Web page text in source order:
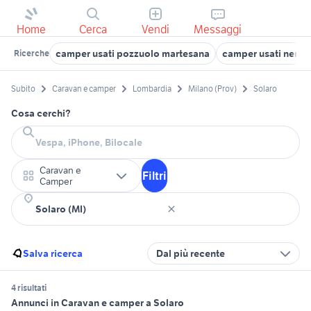
Home Cerca Vendi Messaggi
Ricerche camper usati pozzuolo martesana camper usati
Subito Caravan e camper Lombardia Milano (Prov) Solaro
Cosa cerchi?
Caravan e
Camper
Filtri
Salva ricerca Dal più recente
4 risultati
Annunci in Caravan e camper a Solaro